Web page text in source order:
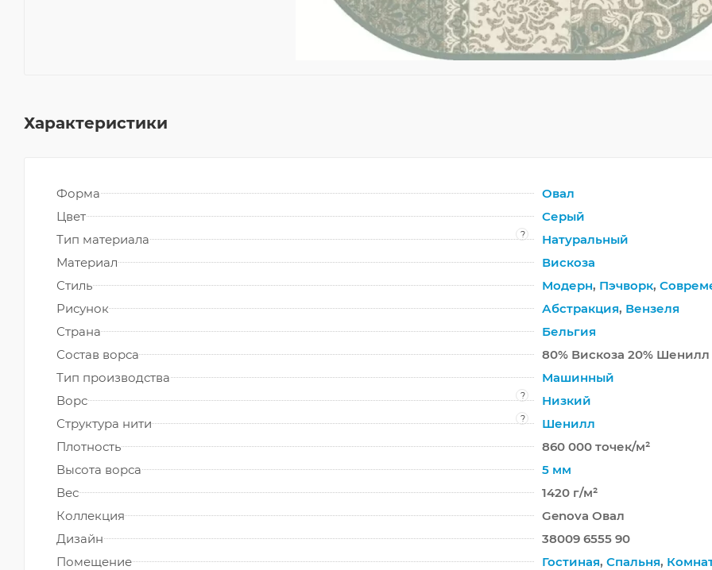
Характеристики
Форма
Овал
Цвет
Серый
Тип материала
?
Натуральный
Материал
Вискоза
Стиль
Модерн, Пэчворк,
Рисунок
Абстракция, Вензеля
Страна
Бельгия
Состав ворса
80% Вискоза 20% Шенилл
Тип производства
Машинный
Ворс
?
Низкий
Структура нити
?
Шенилл
Плотность
860 000 точек/м²
Высота ворса
5 мм
Вес
1420 г/м²
Коллекция
Genova Овал
Дизайн
38009 6555 90
Помещение
Гостиная, Спальня,